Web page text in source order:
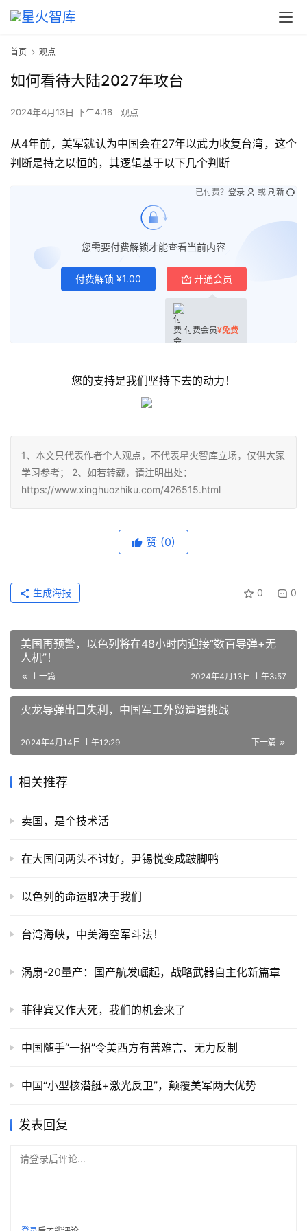
首页 观点
如何看待大陆2027年攻台
2024年4月13日 下午4:16 观点
从4年前，美军就认为中国会在27年以武力收复台湾，这个
判断是持之以恒的，其逻辑基于以下几个判断
您需要付费解锁才能查看当前内容
付费解锁 ¥1.00 开通会员
付费会员¥免费
已付费？ 登录 或 刷新
您的支持是我们坚持下去的动力！
1、本文只代表作者个人观点，不代表星火智库立场，仅供大家
学习参考； 2、如若转载，请注明出处：
https://www.xinghuozhiku.com/426515.html
赞 (0)
0 0
生成海报
美国再预警，以色列将在48小时内迎接“数百导弹+无
人机”！
上一篇 2024年4月13日 上午3:57
火龙导弹出口失利，中国军工外贸遭遇挑战
下一篇
2024年4月14日 上午12:29
相关推荐
卖国，是个技术活
在大国间两头不讨好，尹锡悦变成跛脚鸭
以色列的命运取决于我们
台湾海峡，中美海空军斗法！
涡扇-20量产：国产航发崛起，战略武器自主化新篇章
菲律宾又作大死，我们的机会来了
中国随手“一招”令美西方有苦难言、无力反制
中国“小型核潜艇+激光反卫”，颠覆美军两大优势
发表回复
请登录后评论...